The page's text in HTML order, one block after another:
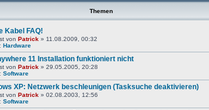
Themen
Kabel FAQ!
von Patrick » 11.08.2009, 00:32
Hardware
11 Installation funktioniert nicht
von Patrick » 29.05.2005, 20:28
Software
XP: Netzwerk beschleunigen (Tasksuche deaktivieren)
von Patrick » 02.08.2003, 12:56
Software